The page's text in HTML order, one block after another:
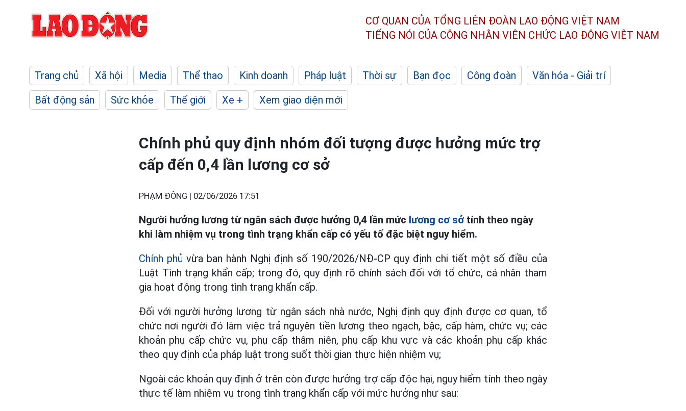
CƠ QUAN CỦA TỔNG LIÊN ĐOÀN LAO ĐỘNG VIỆT NAM
TIẾNG NÓI CỦA CÔNG NHÂN VIÊN CHỨC LAO ĐỘNG VIỆT NAM
Trang chủ Xã hội Media Thể thao Kinh doanh Pháp luật Thời sự Bạn đọc Công đoàn
Văn hóa - Giải trí
Bất động sản
Sức khỏe Thế giới Xe + Xem giao diện mới
Chính phủ quy định nhóm đối tượng được hưởng mức trợ
cấp đến 0,4 lần lương cơ sở
PHẠM ĐÔNG | 02/06/2026 17:51
Người hưởng lương từ ngân sách được hưởng 0,4 lần mức lương cơ sở tính theo ngày
khi làm nhiệm vụ trong tình trạng khẩn cấp có yếu tố đặc biệt nguy hiểm.
Chính phủ vừa ban hành Nghị định số 190/2026/NĐ-CP quy định chi tiết một số điều của
Luật Tình trạng khẩn cấp; trong đó, quy định rõ chính sách đối với tổ chức, cá nhân tham
gia hoạt động trong tình trạng khẩn cấp.
Đối với người hưởng lương từ ngân sách nhà nước, Nghị định quy định được cơ quan, tổ
chức nơi người đó làm việc trả nguyên tiền lương theo ngạch, bậc, cấp hàm, chức vụ; các
khoản phụ cấp chức vụ, phụ cấp thâm niên, phụ cấp khu vực và các khoản phụ cấp khác
theo quy định của pháp luật trong suốt thời gian thực hiện nhiệm vụ;
Ngoài các khoản quy định ở trên còn được hưởng trợ cấp độc hại, nguy hiểm tính theo ngày
thực tế làm nhiệm vụ trong tình trạng khẩn cấp với mức hưởng như sau: